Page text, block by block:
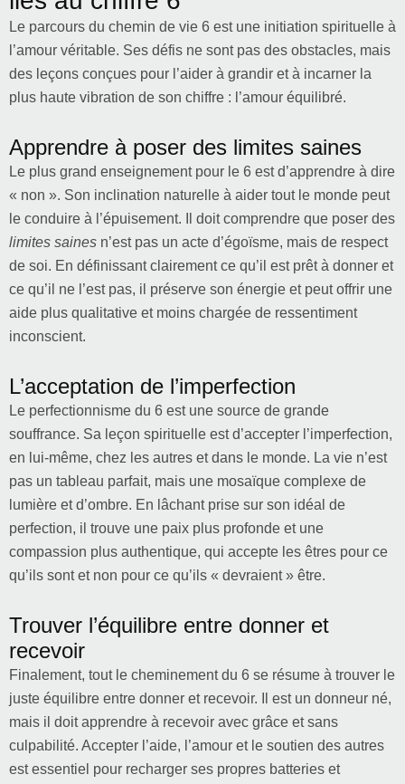
Le parcours du chemin de vie 6 est une initiation spirituelle à
l’amour véritable. Ses défis ne sont pas des obstacles, mais
des leçons conçues pour l’aider à grandir et à incarner la
plus haute vibration de son chiffre : l’amour équilibré.
Apprendre à poser des limites saines
Le plus grand enseignement pour le 6 est d’apprendre à dire
« non ». Son inclination naturelle à aider tout le monde peut
le conduire à l’épuisement. Il doit comprendre que poser des
limites saines n’est pas un acte d’égoïsme, mais de respect
de soi. En définissant clairement ce qu’il est prêt à donner et
ce qu’il ne l’est pas, il préserve son énergie et peut offrir une
aide plus qualitative et moins chargée de ressentiment
inconscient.
L’acceptation de l’imperfection
Le perfectionnisme du 6 est une source de grande
souffrance. Sa leçon spirituelle est d’accepter l’imperfection,
en lui-même, chez les autres et dans le monde. La vie n’est
pas un tableau parfait, mais une mosaïque complexe de
lumière et d’ombre. En lâchant prise sur son idéal de
perfection, il trouve une paix plus profonde et une
compassion plus authentique, qui accepte les êtres pour ce
qu’ils sont et non pour ce qu’ils « devraient » être.
Trouver l’équilibre entre donner et
recevoir
Finalement, tout le cheminement du 6 se résume à trouver le
juste équilibre entre donner et recevoir. Il est un donneur né,
mais il doit apprendre à recevoir avec grâce et sans
culpabilité. Accepter l’aide, l’amour et le soutien des autres
est essentiel pour recharger ses propres batteries et